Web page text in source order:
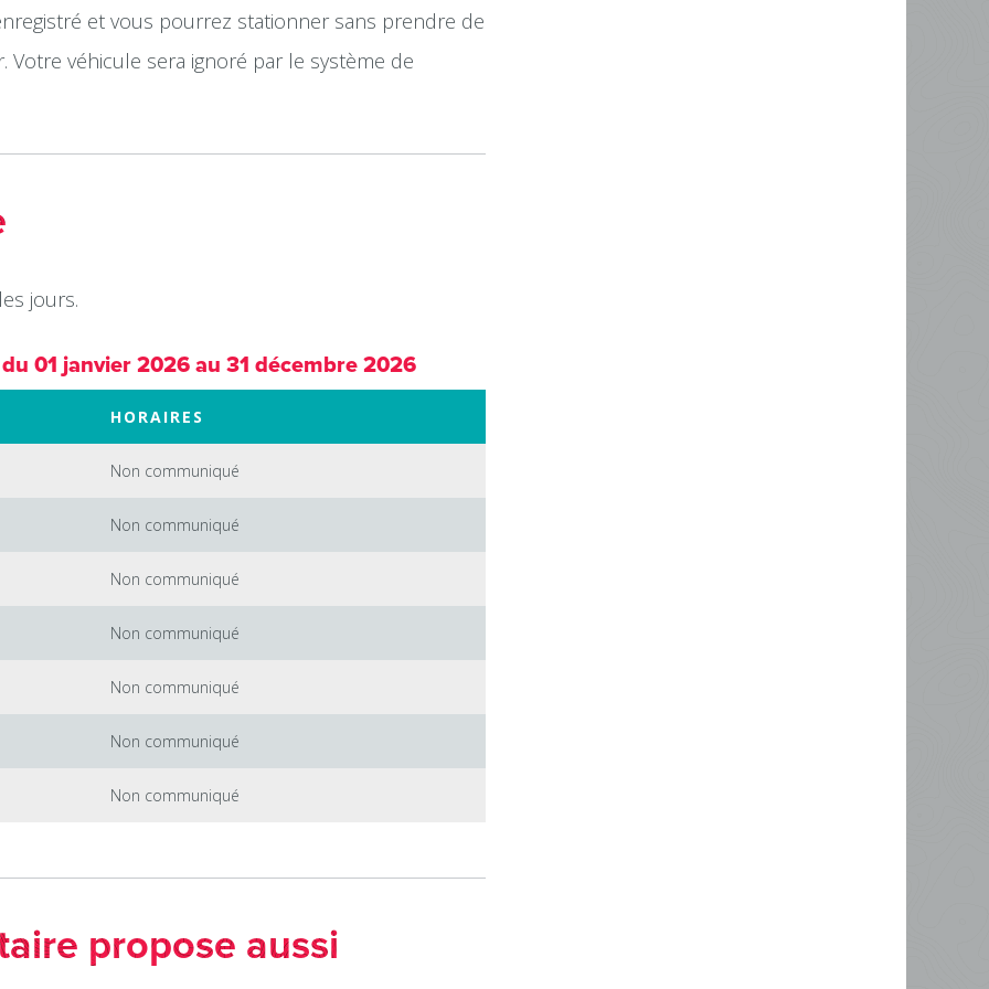
et vous pourrez stationner sans prendre de
Votre véhicule sera ignoré par le système de
jours.
01 janvier 2026 au 31 décembre 2026
HORAIRES
Non communiqué
Non communiqué
Non communiqué
Non communiqué
Non communiqué
Non communiqué
Non communiqué
propose aussi